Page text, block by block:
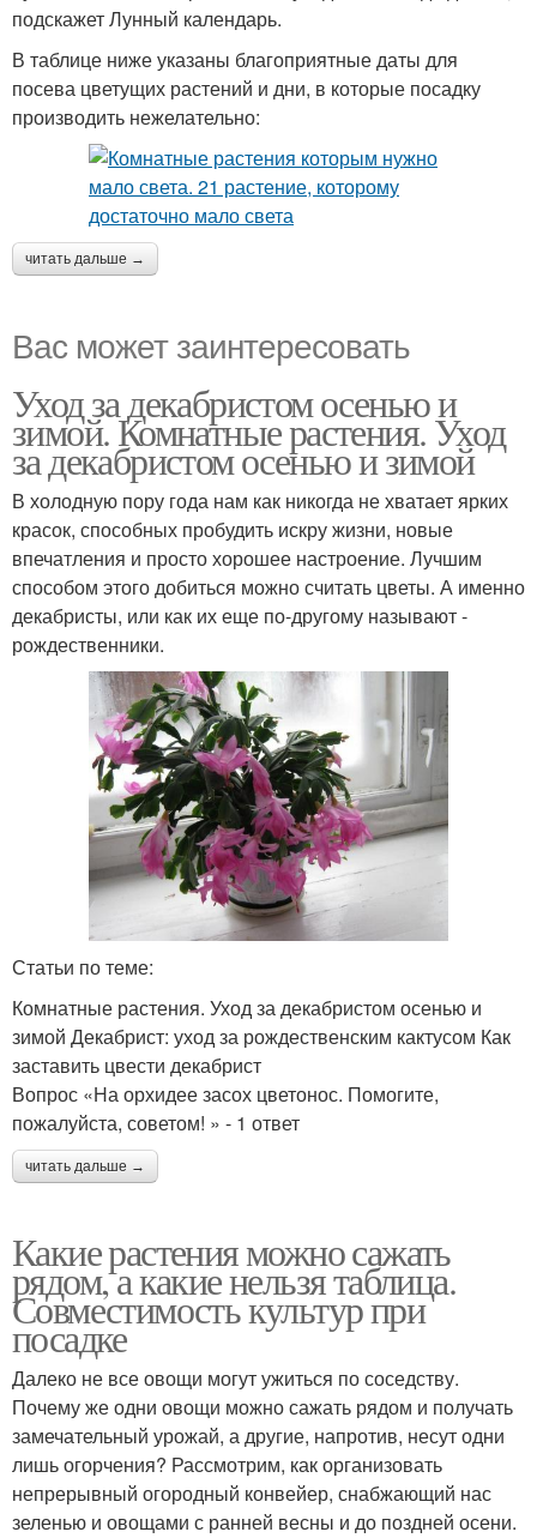
подскажет Лунный календарь.
В таблице ниже указаны благоприятные даты для
посева цветущих растений и дни, в которые посадку
производить нежелательно:
читать дальше →
Вас может заинтересовать
Уход за декабристом осенью и
зимой. Комнатные растения. Уход
за декабристом осенью и зимой
В холодную пору года нам как никогда не хватает ярких
красок, способных пробудить искру жизни, новые
впечатления и просто хорошее настроение. Лучшим
способом этого добиться можно считать цветы. А именно
декабристы, или как их еще по-другому называют -
рождественники.
Статьи по теме:
Комнатные растения. Уход за декабристом осенью и
зимой Декабрист: уход за рождественским кактусом Как
заставить цвести декабрист
Вопрос «На орхидее засох цветонос. Помогите,
пожалуйста, советом! » - 1 ответ
читать дальше →
Какие растения можно сажать
рядом, а какие нельзя таблица.
Совместимость культур при
посадке
Далеко не все овощи могут ужиться по соседству.
Почему же одни овощи можно сажать рядом и получать
замечательный урожай, а другие, напротив, несут одни
лишь огорчения? Рассмотрим, как организовать
непрерывный огородный конвейер, снабжающий нас
зеленью и овощами с ранней весны и до поздней осени.